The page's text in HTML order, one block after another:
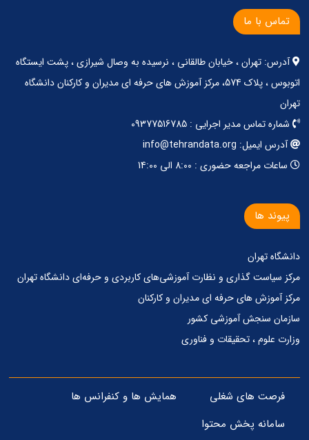
تماس با ما
آدرس: تهران ، خیابان طالقانی ، نرسیده به وصال شیرازی ، پشت ایستگاه
اتوبوس ، پلاک 574، مرکز آموزش های حرفه ای مدیران و کارکنان دانشگاه
تهران
شماره تماس مدیر اجرایی : 09377516785
آدرس ایمیل: info@tehrandata.org
ساعات مراجعه حضوری : 8:00 الی 14:00
پیوند ها
دانشگاه تهران
مرکز‌ سیاست گذاری‌ و‌ نظارت آموزشی‌های کاربردی‌ و‌ حرفه‌ای دانشگاه تهران
مرکز آموزش های حرفه ای مدیران و کارکنان
سازمان سنجش آموزشی کشور
وزارت علوم ، تحقیقات و فناوری
فرصت های شغلی
همایش ها و کنفرانس ها
سامانه پخش محتوا